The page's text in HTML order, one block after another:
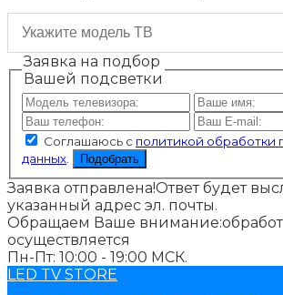
Заявка на подбор
Вашей подсветки
Соглашаюсь с политикой обработки
данных
Подобрать
Заявка отправлена!Ответ будет
указанный адрес эл. почты.
Обращаем Ваше внимание:
осуществляется
Пн-Пт: 10:00 - 19:00 МСК.
LED TV STORE